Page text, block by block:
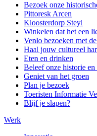
Bezoek onze
Pittoresk Arcen
Kloosterdorp Steyl
Winkelen dat het een
Venlo bezoeken met
Haal jouw cultureel
Eten en drinken
Beleef onze historie en
Geniet van het groen
Plan je bezoek
Toeristen Informatie
Blijf je slapen?
Werk